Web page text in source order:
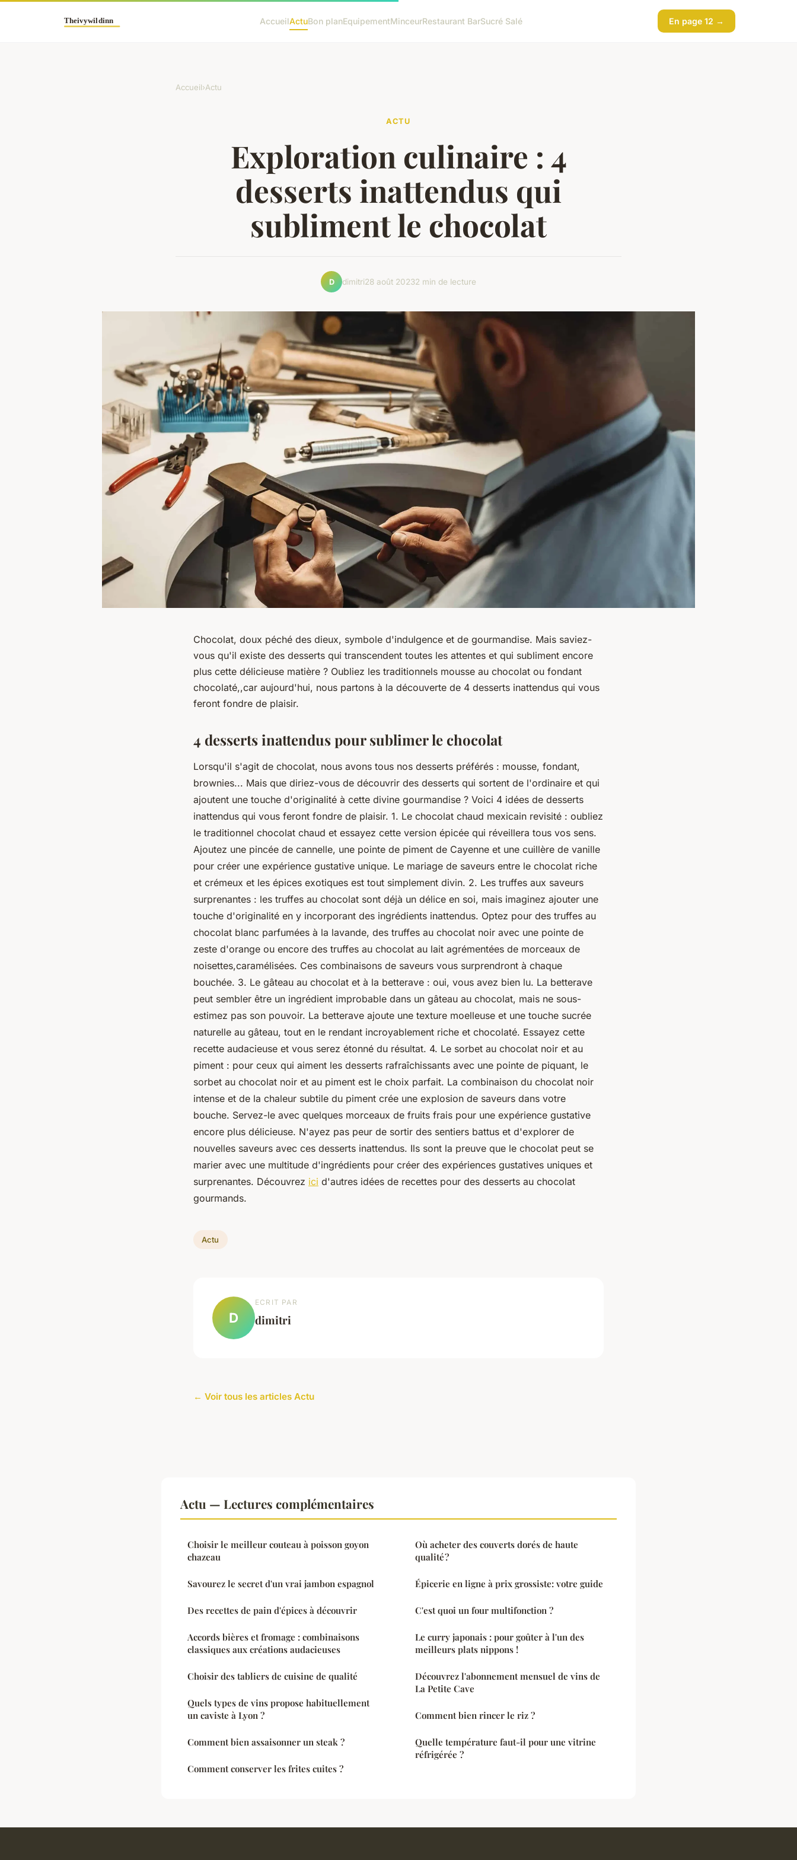
AccueilActuBon planEquipementMinceurRestaurant BarSucré Salé En page 12 →
Accueil›Actu
ACTU
Exploration culinaire : 4
desserts inattendus qui
subliment le chocolat
D dimitri28 août 20232 min de lecture
Chocolat, doux péché des dieux, symbole d'indulgence et de gourmandise. Mais saviez-
vous qu'il existe des desserts qui transcendent toutes les attentes et qui subliment encore
plus cette délicieuse matière ? Oubliez les traditionnels mousse au chocolat ou fondant
chocolaté,,car aujourd'hui, nous partons à la découverte de 4 desserts inattendus qui vous
feront fondre de plaisir.
4 desserts inattendus pour sublimer le chocolat
Lorsqu'il s'agit de chocolat, nous avons tous nos desserts préférés : mousse, fondant,
brownies... Mais que diriez-vous de découvrir des desserts qui sortent de l'ordinaire et qui
ajoutent une touche d'originalité à cette divine gourmandise ? Voici 4 idées de desserts
inattendus qui vous feront fondre de plaisir. 1. Le chocolat chaud mexicain revisité : oubliez
le traditionnel chocolat chaud et essayez cette version épicée qui réveillera tous vos sens.
Ajoutez une pincée de cannelle, une pointe de piment de Cayenne et une cuillère de vanille
pour créer une expérience gustative unique. Le mariage de saveurs entre le chocolat riche
et crémeux et les épices exotiques est tout simplement divin. 2. Les truffes aux saveurs
surprenantes : les truffes au chocolat sont déjà un délice en soi, mais imaginez ajouter une
touche d'originalité en y incorporant des ingrédients inattendus. Optez pour des truffes au
chocolat blanc parfumées à la lavande, des truffes au chocolat noir avec une pointe de
zeste d'orange ou encore des truffes au chocolat au lait agrémentées de morceaux de
noisettes,caramélisées. Ces combinaisons de saveurs vous surprendront à chaque
bouchée. 3. Le gâteau au chocolat et à la betterave : oui, vous avez bien lu. La betterave
peut sembler être un ingrédient improbable dans un gâteau au chocolat, mais ne sous-
estimez pas son pouvoir. La betterave ajoute une texture moelleuse et une touche sucrée
naturelle au gâteau, tout en le rendant incroyablement riche et chocolaté. Essayez cette
recette audacieuse et vous serez étonné du résultat. 4. Le sorbet au chocolat noir et au
piment : pour ceux qui aiment les desserts rafraîchissants avec une pointe de piquant, le
sorbet au chocolat noir et au piment est le choix parfait. La combinaison du chocolat noir
intense et de la chaleur subtile du piment crée une explosion de saveurs dans votre
bouche. Servez-le avec quelques morceaux de fruits frais pour une expérience gustative
encore plus délicieuse. N'ayez pas peur de sortir des sentiers battus et d'explorer de
nouvelles saveurs avec ces desserts inattendus. Ils sont la preuve que le chocolat peut se
marier avec une multitude d'ingrédients pour créer des expériences gustatives uniques et
surprenantes. Découvrez ici d'autres idées de recettes pour des desserts au chocolat
gourmands.
Actu
D
ECRIT PAR
dimitri
← Voir tous les articles Actu
Actu — Lectures complémentaires
Choisir le meilleur couteau à poisson goyon
chazeau
Savourez le secret d'un vrai jambon espagnol
Des recettes de pain d'épices à découvrir
Accords bières et fromage : combinaisons
classiques aux créations audacieuses
Choisir des tabliers de cuisine de qualité
Quels types de vins propose habituellement
un caviste à Lyon ?
Comment bien assaisonner un steak ?
Comment conserver les frites cuites ?
Où acheter des couverts dorés de haute
qualité ?
Épicerie en ligne à prix grossiste: votre guide
C'est quoi un four multifonction ?
Le curry japonais : pour goûter à l'un des
meilleurs plats nippons !
Découvrez l'abonnement mensuel de vins de
La Petite Cave
Comment bien rincer le riz ?
Quelle température faut-il pour une vitrine
réfrigérée ?